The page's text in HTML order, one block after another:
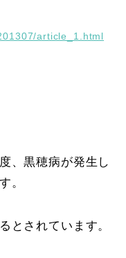
article_1.html
、黒穂病が発生し
。
とされています。